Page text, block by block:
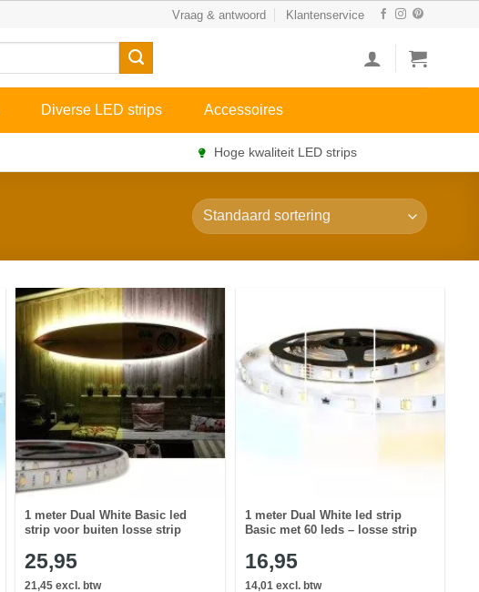
Vraag & antwoord Klantenservice
Diverse LED strips Accessoires
Hoge kwaliteit LED strips
1 meter Dual White Basic led
strip voor buiten losse strip
25,95
21,45 excl. btw
1 meter Dual White led strip
Basic met 60 leds – losse strip
16,95
14,01 excl. btw